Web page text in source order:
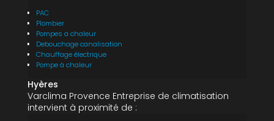
PAC
Plombier
Pompes a chaleur
Debouchage canalisation
Chauffage électrique
Pompe à chaleur
Hyères
Varclima Provence Entreprise de climatisation
intervient à proximité de :